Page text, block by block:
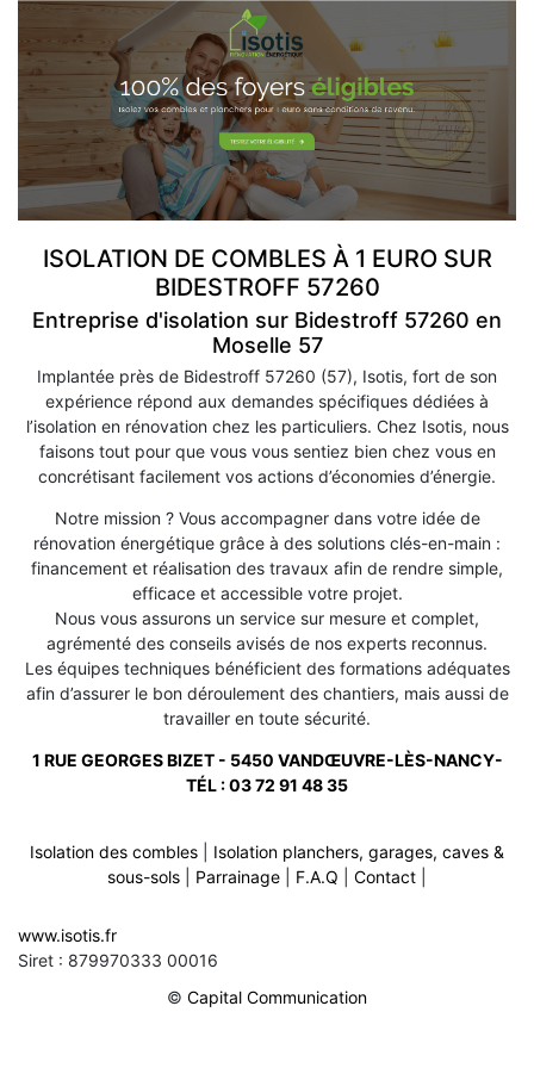
ISOLATION DE COMBLES À 1 EURO SUR
BIDESTROFF 57260
Entreprise d'isolation sur Bidestroff 57260 en
Moselle 57
Implantée près de Bidestroff 57260 (57), Isotis, fort de son
expérience répond aux demandes spécifiques dédiées à
l’isolation en rénovation chez les particuliers. Chez Isotis, nous
faisons tout pour que vous vous sentiez bien chez vous en
concrétisant facilement vos actions d’économies d’énergie.
Notre mission ? Vous accompagner dans votre idée de
rénovation énergétique grâce à des solutions clés-en-main :
financement et réalisation des travaux afin de rendre simple,
efficace et accessible votre projet.
Nous vous assurons un service sur mesure et complet,
agrémenté des conseils avisés de nos experts reconnus.
Les équipes techniques bénéficient des formations adéquates
afin d’assurer le bon déroulement des chantiers, mais aussi de
travailler en toute sécurité.
1 RUE GEORGES BIZET - 5450 VANDŒUVRE-LÈS-NANCY-
TÉL :03 72 91 48 35
Isolation des combles
Isolation planchers, garages, caves &
sous-sols
Parrainage F.A.Q Contact
Rénovation de toiture sur talange 57525
Rénovation de toiture sur mey 57070
Rénovation de toiture sur florange 57190-
www.isotis.fr
Siret : 879970333 00016
© Capital Communication